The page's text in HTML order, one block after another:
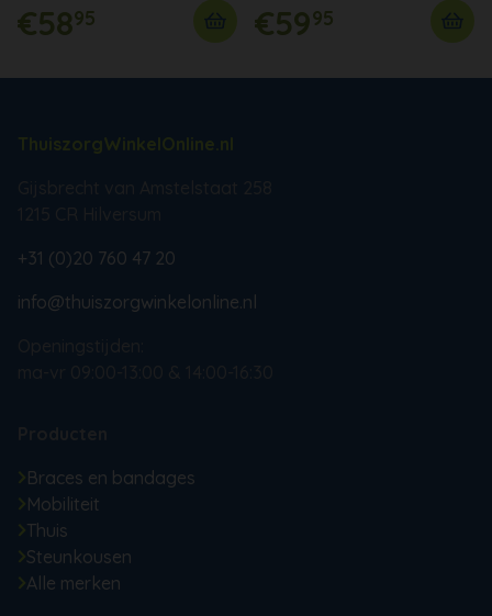
€5895 €5995
+31 (0)20 760 47 20
info@thuiszorgwinkelonline.nl
Braces en bandages
Mobiliteit
Thuis
Steunkousen
Alle merken